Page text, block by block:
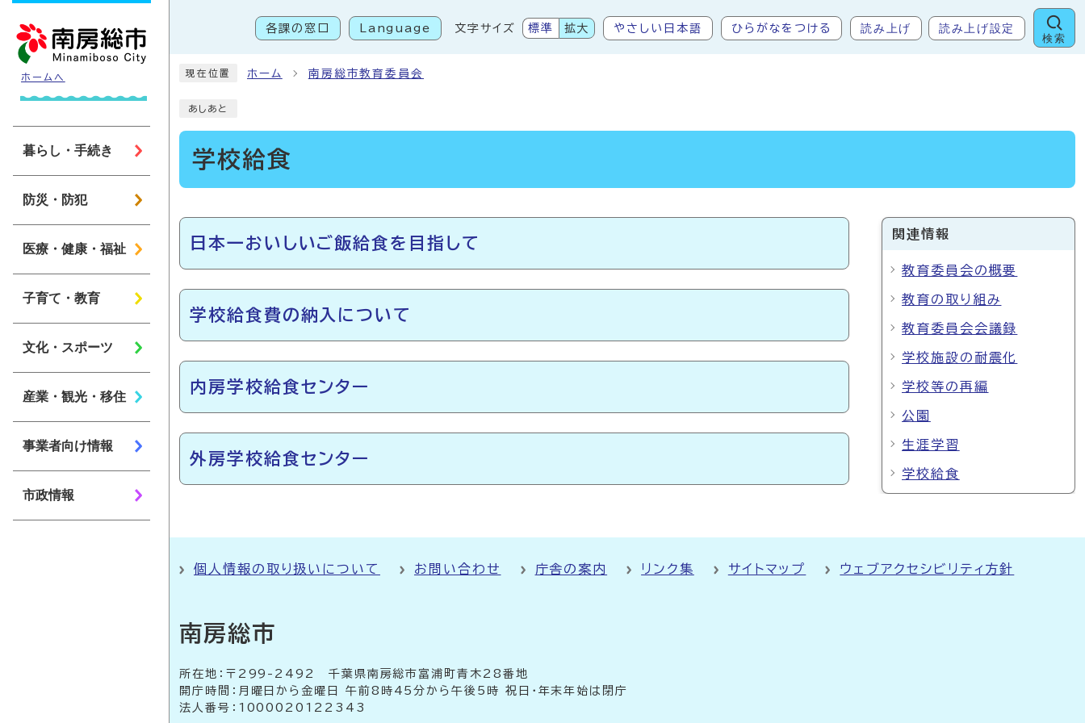
各課の窓口 Language 文字サイズ 標準 拡大 やさしい日本語 ひらがなをつける 読み上げ 読み上げ設定
検索
ホームへ
暮らし・手続き
防災・防犯
医療・健康・福祉
子育て・教育
文化・スポーツ
産業・観光・移住
事業者向け情報
市政情報
現在位置 ホーム 南房総市教育委員会
あしあと
学校給食
メインメニュー
日本一おいしいご飯給食を目指して
学校給食費の納入について
内房学校給食センター
外房学校給食センター
関連情報
教育委員会の概要
教育の取り組み
教育委員会会議録
学校施設の耐震化
学校等の再編
公園
生涯学習
学校給食
個人情報の取り扱いについて お問い合わせ 庁舎の案内 リンク集 サイトマップ ウェブアクセシビリティ方針
南房総市
所在地：〒299-2492 千葉県南房総市富浦町青木28番地
開庁時間：月曜日から金曜日 午前8時45分から午後5時 祝日・年末年始は閉庁
法人番号：1000020122343